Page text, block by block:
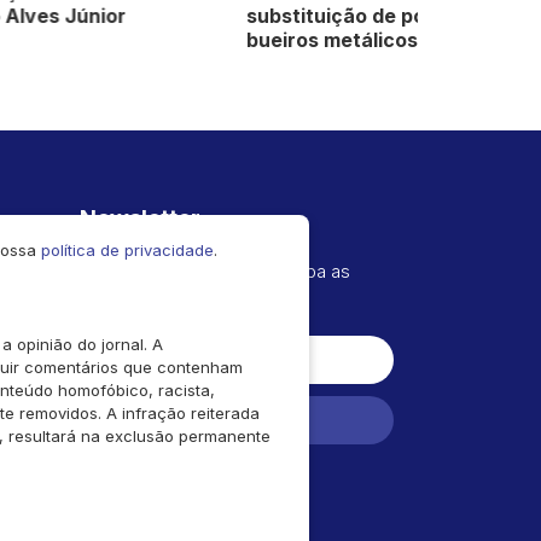
substituição de pontes por
bueiros metálicos
Newsletter
Cadastre seu e-mail e receba as
Cadastrar
política de privacidade.
opinião do jornal. A
comentários que contenham
homofóbico, racista,
removidos. A infração reiterada
na exclusão permanente